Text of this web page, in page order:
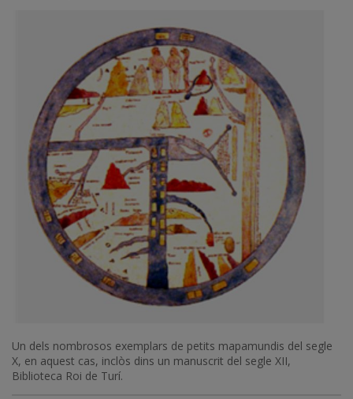
Un dels nombrosos exemplars de petits mapamundis del segle
X, en aquest cas, inclòs dins un manuscrit del segle XII,
Biblioteca Roi de Turí.